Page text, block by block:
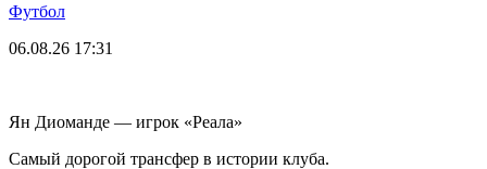
Футбол
06.08.26 17:31
Ян Диоманде — игрок «Реала»
Самый дорогой трансфер в истории клуба.